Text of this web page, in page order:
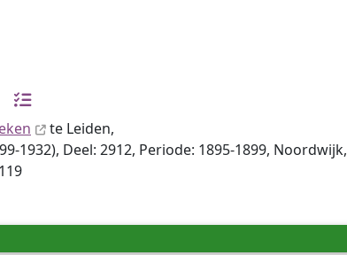
te Leiden,
1932), Deel: 2912, Periode: 1895-1899, Noordwijk,